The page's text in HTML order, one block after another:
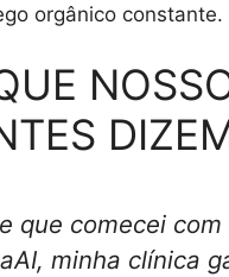
orgânico constante.
que comecei com
minha clínica